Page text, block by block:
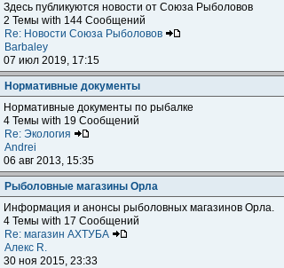
Здесь публикуются новости от Союза Рыболовов
2 Темы with 144 Сообщений
Re: Новости Союза Рыболовов
Barbaley
07 июл 2019, 17:15
Нормативные документы
Нормативные документы по рыбалке
4 Темы with 19 Сообщений
Re: Экология
Andrei
06 авг 2013, 15:35
Рыболовные магазины Орла
Информация и анонсы рыболовных магазинов Орла.
4 Темы with 17 Сообщений
Re: магазин АХТУБА
Алекс R.
30 ноя 2015, 23:33